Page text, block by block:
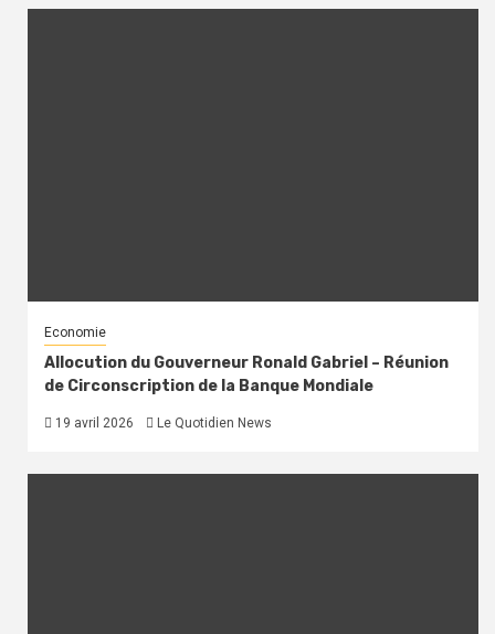
Economie
Allocution du Gouverneur Ronald Gabriel – Réunion
de Circonscription de la Banque Mondiale
19 avril 2026 Le Quotidien News